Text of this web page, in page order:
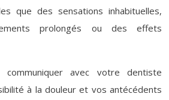
que des sensations inhabituelles,
prolongés ou des effets
avec votre dentiste
à la douleur et vos antécédents